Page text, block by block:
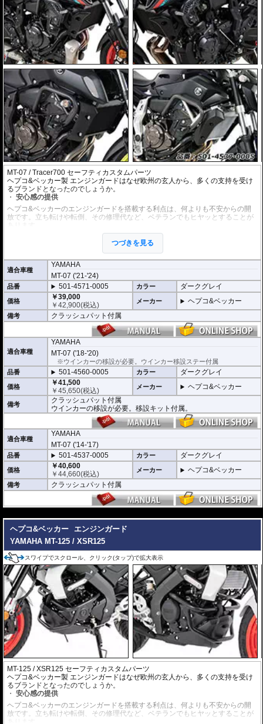
MT-07 / Tracer700 セーフティカスタムパーツ
ヘプコ&ベッカー製 エンジンガードはなぜ欧州の玄人から、多くの支持を受け
るブランドとなったのでしょうか。
安心感の提供
ヘプコ&ベッカーのエンジンガードを搭載する利点は、何よりも不安からの開
放です。立ち転けや転倒、その修理代など、ベテランでもヒヤッとすることが
ヘプコ&ベッカーではツーリングを心から楽しむことを目指し、製品を開発、
高い安全性
万が一の有事から車体を守ります。直接のダメージを防ぐだけでなく、衝撃を
多点に分散し、全体的にダメージを少なくする効果が期待できます。
地面と車体の間への足の挟み込みなども防ぐことも大事な機能です。
品質の差別化
ヘプコ&ベッカーのエンジンガードにはパイプ内部に性質の異なる特殊強化パ
イプをさらに1本追加させた2重構造を採用。
肉厚スチールの加工が施されている車両接合ポイントはトライ&エラーより導
きだされた耐衝撃性に優れた構造です。
また多点支持や、パイプのつなぎ方も差し込みタイプとすることで、充分な強
度を確保。
これらのこだわりを元に、各所にツーリングライフの向上に貢献できるよう工
夫が施されています。
つづきを見る
適合車種
YAMAHA
MT-07 ('21-'24)
品番 501-4571-0005 カラー ダークグレイ
価格
￥39,000
￥42,900(税込) メーカー ヘプコ&ベッカー
備考 クラッシュパット付属
適合車種
YAMAHA
MT-07 ('18-'20)
※ウインカーの移設が必要。ウインカー移設ステー付属
品番
501-4560-0005 カラー ダークグレイ
価格
￥41,500
￥45,650(税込) メーカー ヘプコ&ベッカー
備考
クラッシュパット付属
ウインカーの移設が必要。移設キット付属。
適合車種
YAMAHA
MT-07 ('14-'17)
品番 501-4537-0005 カラー ダークグレイ
価格
￥40,600
￥44,660(税込) メーカー ヘプコ&ベッカー
備考 クラッシュパット付属
ヘプコ&ベッカー
エンジンガード
YAMAHA MT-125 / XSR125
スワイプでスクロール、クリック(タップ)で拡大表示
MT-125 / XSR125 セーフティカスタムパーツ
ヘプコ&ベッカー製 エンジンガードはなぜ欧州の玄人から、多くの支持を受け
るブランドとなったのでしょうか。
安心感の提供
ヘプコ&ベッカーのエンジンガードを搭載する利点は、何よりも不安からの開
放です。立ち転けや転倒、その修理代など、ベテランでもヒヤッとすることが